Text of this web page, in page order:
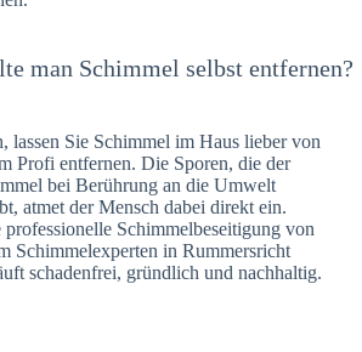
man Schimmel selbst entfernen?
lassen Sie Schimmel im Haus lieber von
Profi entfernen. Die Sporen, die der
bei Berührung an die Umwelt
atmet der Mensch dabei direkt ein.
professionelle Schimmelbeseitigung von
Schimmelexperten in Rummersricht
schadenfrei, gründlich und nachhaltig.